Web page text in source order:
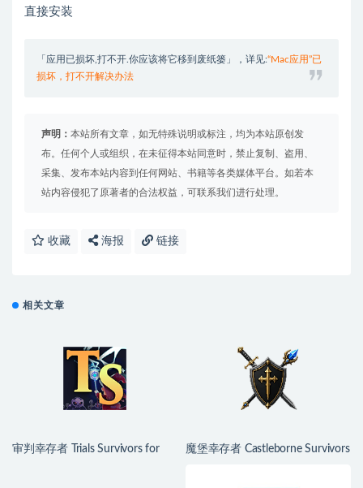
直接安装
「应用已损坏,打不开.你应该将它移到废纸篓」，详见:“Mac应用”已
损坏，打不开解决办法
声明： 本站所有文章，如无特殊说明或标注，均为本站原创发
布。任何个人或组织，在未征得本站同意时，禁止复制、盗用、
采集、发布本站内容到任何网站、书籍等各类媒体平台。如若本
站内容侵犯了原著者的合法权益，可联系我们进行处理。
收藏 海报 链接
相关文章
审判幸存者 Trials Survivors for
魔堡幸存者 Castleborne Survivors